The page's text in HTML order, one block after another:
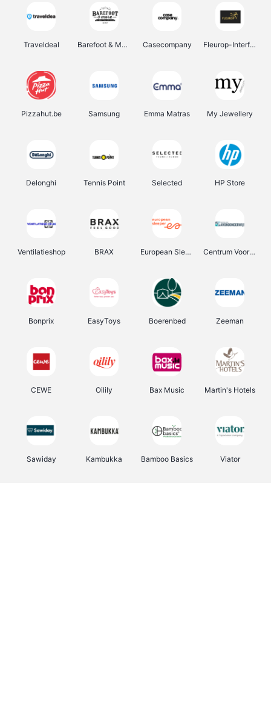
Traveldeal Barefoot & More Casecompany Fleurop-Interflora
Pizzahut.be Samsung Emma Matras My Jewellery
Delonghi Tennis Point Selected HP Store
Ventilatieshop BRAX European Sleeper Centrum Voor Avondonderwijs
Bonprix EasyToys Boerenbed Zeeman
CEWE Oilily Bax Music Martin's Hotels
Sawiday Kambukka Bamboo Basics Viator